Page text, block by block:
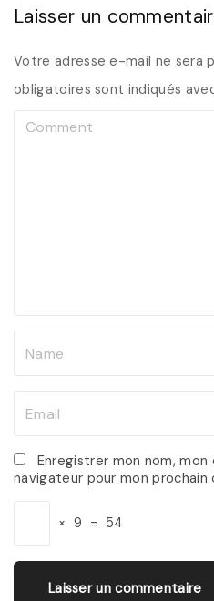
Laisser un
Votre adresse e-mail ne sera
obligatoires sont indiqués
*
a
i
Enregistrer mon nom,
navigateur pour mon prochain
× 9 = 54